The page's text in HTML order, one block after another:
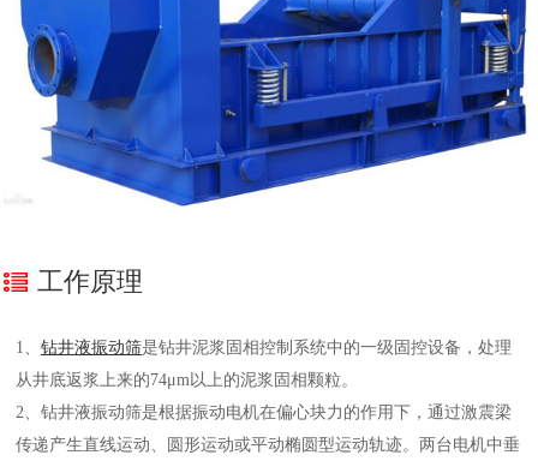
工作原理
1、 钻井液振动筛是钻井泥浆固相控制系统中的一级固控设备，处理
从井底返浆上来的74μm以上的泥浆固相颗粒。
2、钻井液振动筛是根据振动电机在偏心块力的作用下，通过激震梁
传递产生直线运动、圆形运动或平动椭圆型运动轨迹。两台电机中垂